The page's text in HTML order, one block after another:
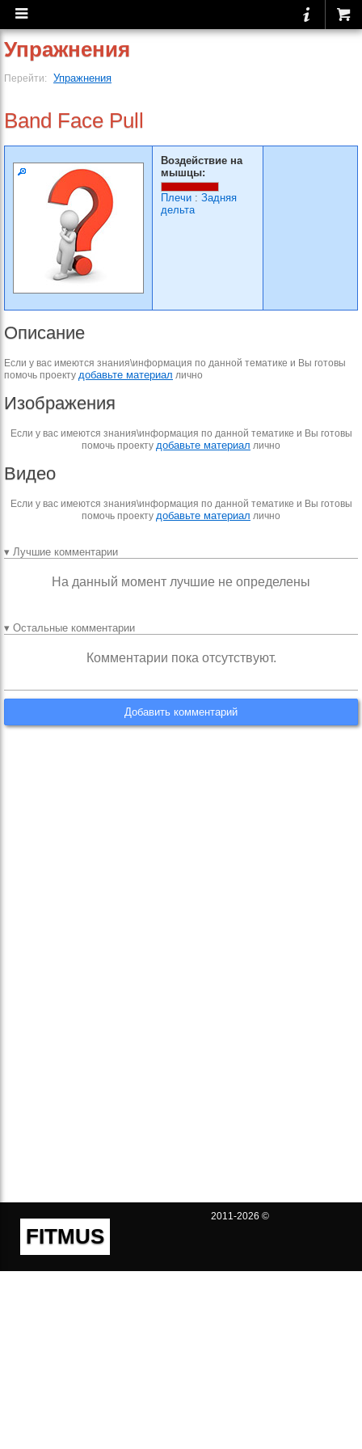
Упражнения
Перейти: Упражнения
Band Face Pull
Воздействие на
мышцы:
Плечи : Задняя
дельта
Описание
Если у вас имеются знания\информация по данной тематике и Вы готовы
помочь проекту добавьте материал лично
Изображения
Если у вас имеются знания\информация по данной тематике и Вы готовы
помочь проекту добавьте материал лично
Видео
Если у вас имеются знания\информация по данной тематике и Вы готовы
помочь проекту добавьте материал лично
▾ Лучшие комментарии
На данный момент лучшие не определены
▾ Остальные комментарии
Комментарии пока отсутствуют.
Добавить комментарий
FITMUS
2011-2026 ©